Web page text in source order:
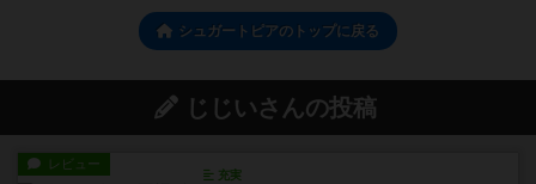
シュガートピアのトップに戻る
じじいさんの投稿
レビュー
充実